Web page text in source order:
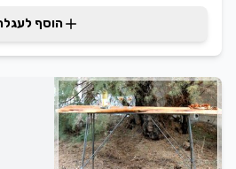
שימושים. יתרונו המרכזי טמון ביכולת
ללקוח על ידי עמידותו וקלות התחזוקה
ריהוט.
הוסף